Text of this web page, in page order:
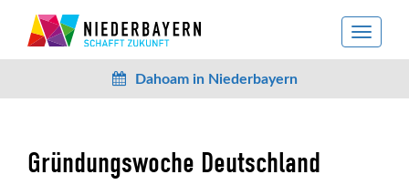
toggle
Dahoam in Niederbayern
Gründungswoche Deutschland